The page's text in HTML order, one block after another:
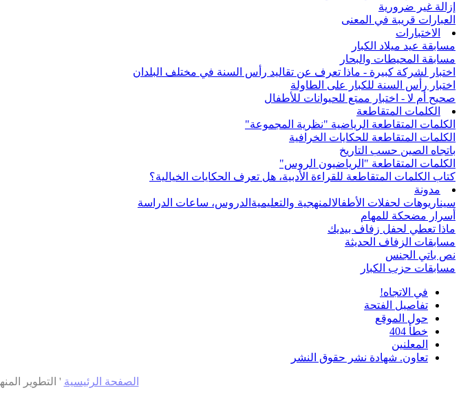
إزالة غير ضرورية
العبارات قريبة في المعنى
الاختبارات
مسابقة عيد ميلاد الكبار
مسابقة المحيطات والبحار
اختبار لشركة كبيرة - ماذا تعرف عن تقاليد رأس السنة في مختلف البلدان
اختبار رأس السنة للكبار على الطاولة
صحيح أم لا - اختبار ممتع للحيوانات للأطفال
الكلمات المتقاطعة
الكلمات المتقاطعة الرياضية "نظرية المجموعة"
الكلمات المتقاطعة للحكايات الخرافية
باتجاه الصين حسب التاريخ
الكلمات المتقاطعة "الرياضيون الروس"
كتاب الكلمات المتقاطعة للقراءة الأدبية، هل تعرف الحكايات الخيالية؟
مدونة
سيناريوهات لحفلات الأطفالالمنهجية والتعليمية الدروس، ساعات الدراسة
أسرار مضحكة للمهام
ماذا تعطي لحفل زفاف بيديك
مسابقات الزفاف الحديثة
نص باتي الجنس
مسابقات حزب الكبار
في الاتجاه!
تفاصيل الفتحة
حول الموقع
خطأ 404
المعلنين
تعاون. شهادة نشر حقوق النشر
الصفحة الرئيسية ' التطوير